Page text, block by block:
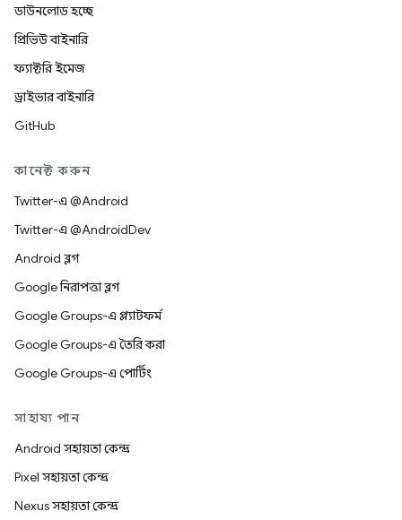
ডাউনলোড হচ্ছে
প্রিভিউ বাইনারি
ফ্যাক্টরি ইমেজ
ড্রাইভার বাইনারি
GitHub
কানেক্ট করুন
Twitter-এ @Android
Twitter-এ @AndroidDev
Android ব্লগ
Google নিরাপত্তা ব্লগ
Google Groups-এ প্ল্যাটফর্ম
Google Groups-এ তৈরি করা
Google Groups-এ পোর্টিং
সাহায্য পান
Android সহায়তা কেন্দ্র
Pixel সহায়তা কেন্দ্র
Nexus সহায়তা কেন্দ্র